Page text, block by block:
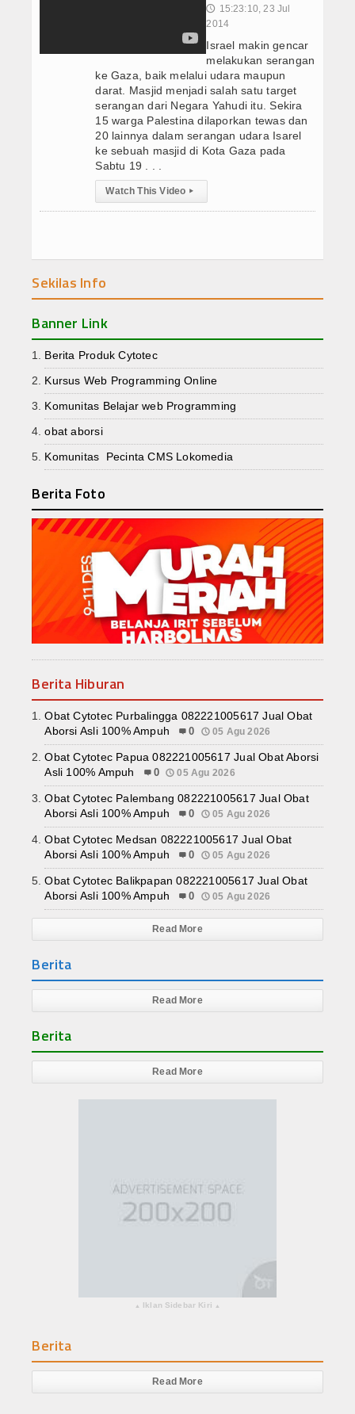
🕔 15:23:10, 23 Jul
2014
Israel makin gencar
melakukan serangan
ke Gaza, baik melalui udara maupun
darat. Masjid menjadi salah satu target
serangan dari Negara Yahudi itu. Sekira
15 warga Palestina dilaporkan tewas dan
20 lainnya dalam serangan udara Isarel
ke sebuah masjid di Kota Gaza pada
Sabtu 19 . . .
Watch This Video ▸
Sekilas Info
Banner Link
Berita Produk Cytotec
Kursus Web Programming Online
Komunitas Belajar web Programming
obat aborsi
Komunitas Pecinta CMS Lokomedia
Berita Foto
Berita Hiburan
Obat Cytotec Purbalingga 082221005617 Jual Obat
Aborsi Asli 100% Ampuh
0 05 Agu 2026
Obat Cytotec Papua 082221005617 Jual Obat Aborsi
Asli 100% Ampuh
0 05 Agu 2026
Obat Cytotec Palembang 082221005617 Jual Obat
Aborsi Asli 100% Ampuh
0 05 Agu 2026
Obat Cytotec Medsan 082221005617 Jual Obat
Aborsi Asli 100% Ampuh
0 05 Agu 2026
Obat Cytotec Balikpapan 082221005617 Jual Obat
Aborsi Asli 100% Ampuh
0 05 Agu 2026
Read More
Berita
Read More
Berita
Read More
▴ Iklan Sidebar Kiri ▴
Berita
Read More